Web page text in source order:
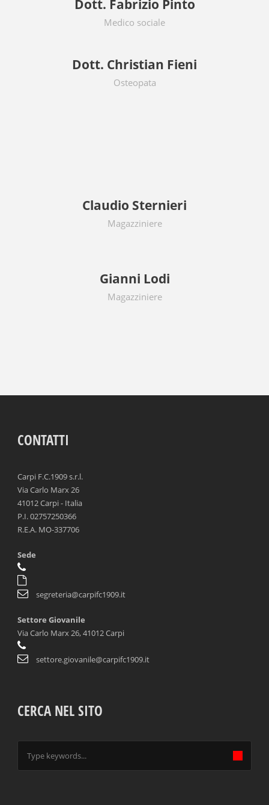
Dott. Fabrizio Pinto
Medico sociale
Dott. Christian Fieni
Osteopata
Claudio Sternieri
Magazziniere
Gianni Lodi
Magazziniere
CONTATTI
Carpi F.C.1909 s.r.l.
Via Carlo Marx 26
41012 Carpi - Italia
P.I. 02757250366
R.E.A. MO-337706
Sede
segreteria@carpifc1909.it
Settore Giovanile
Via Carlo Marx 26, 41012 Carpi
settore.giovanile@carpifc1909.it
CERCA NEL SITO